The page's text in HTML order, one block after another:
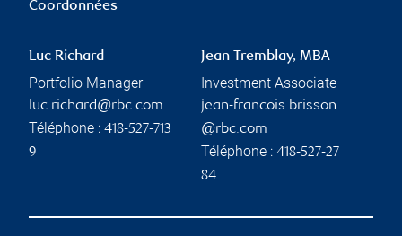
Coordonnées
Luc Richard
Portfolio Manager
luc.richard@rbc.com
Téléphone : 418-527-713
9
Jean Tremblay, MBA
Investment Associate
jean-francois.brisson
@rbc.com
Téléphone : 418-527-27
84